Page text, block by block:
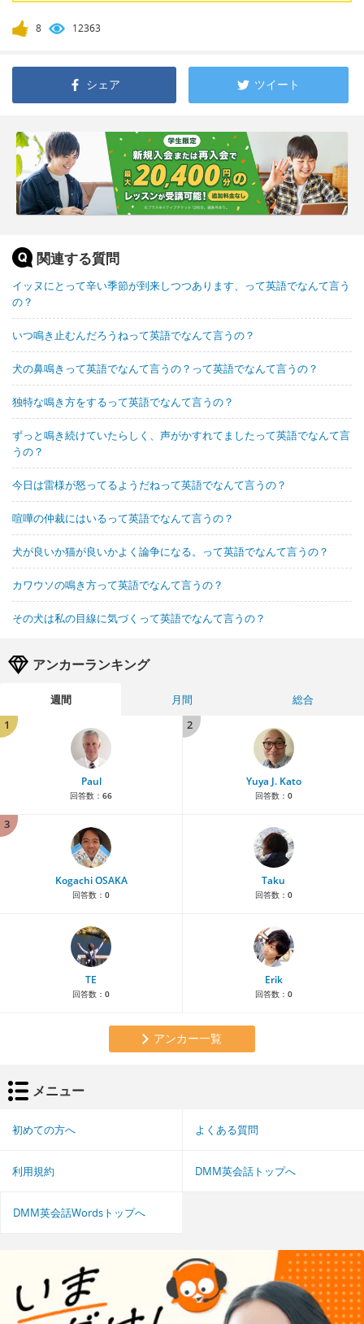
8 12363
シェア ツイート
関連する質問
イッヌにとって辛い季節が到来しつつあります、って英語でなんて言う
の？
いつ鳴き止むんだろうねって英語でなんて言うの？
犬の鼻鳴きって英語でなんて言うの？って英語でなんて言うの？
独特な鳴き方をするって英語でなんて言うの？
ずっと鳴き続けていたらしく、声がかすれてましたって英語でなんて言
うの？
今日は雷様が怒ってるようだねって英語でなんて言うの？
喧嘩の仲裁にはいるって英語でなんて言うの？
犬が良いか猫が良いかよく論争になる。って英語でなんて言うの？
カワウソの鳴き方って英語でなんて言うの？
その犬は私の目線に気づくって英語でなんて言うの？
アンカーランキング
週間 月間
総合
1
Paul
回答数： 66
2
Yuya J. Kato
回答数： 0
3
Kogachi OSAKA
回答数： 0
Taku
回答数： 0
TE
回答数： 0
Erik
回答数： 0
アンカー一覧
メニュー
初めての方へ よくある質問
利用規約 DMM英会話トップへ
DMM英会話Wordsトップへ